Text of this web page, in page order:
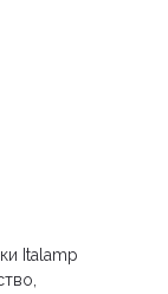
Italamp